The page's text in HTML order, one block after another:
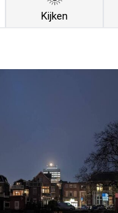
Kijken